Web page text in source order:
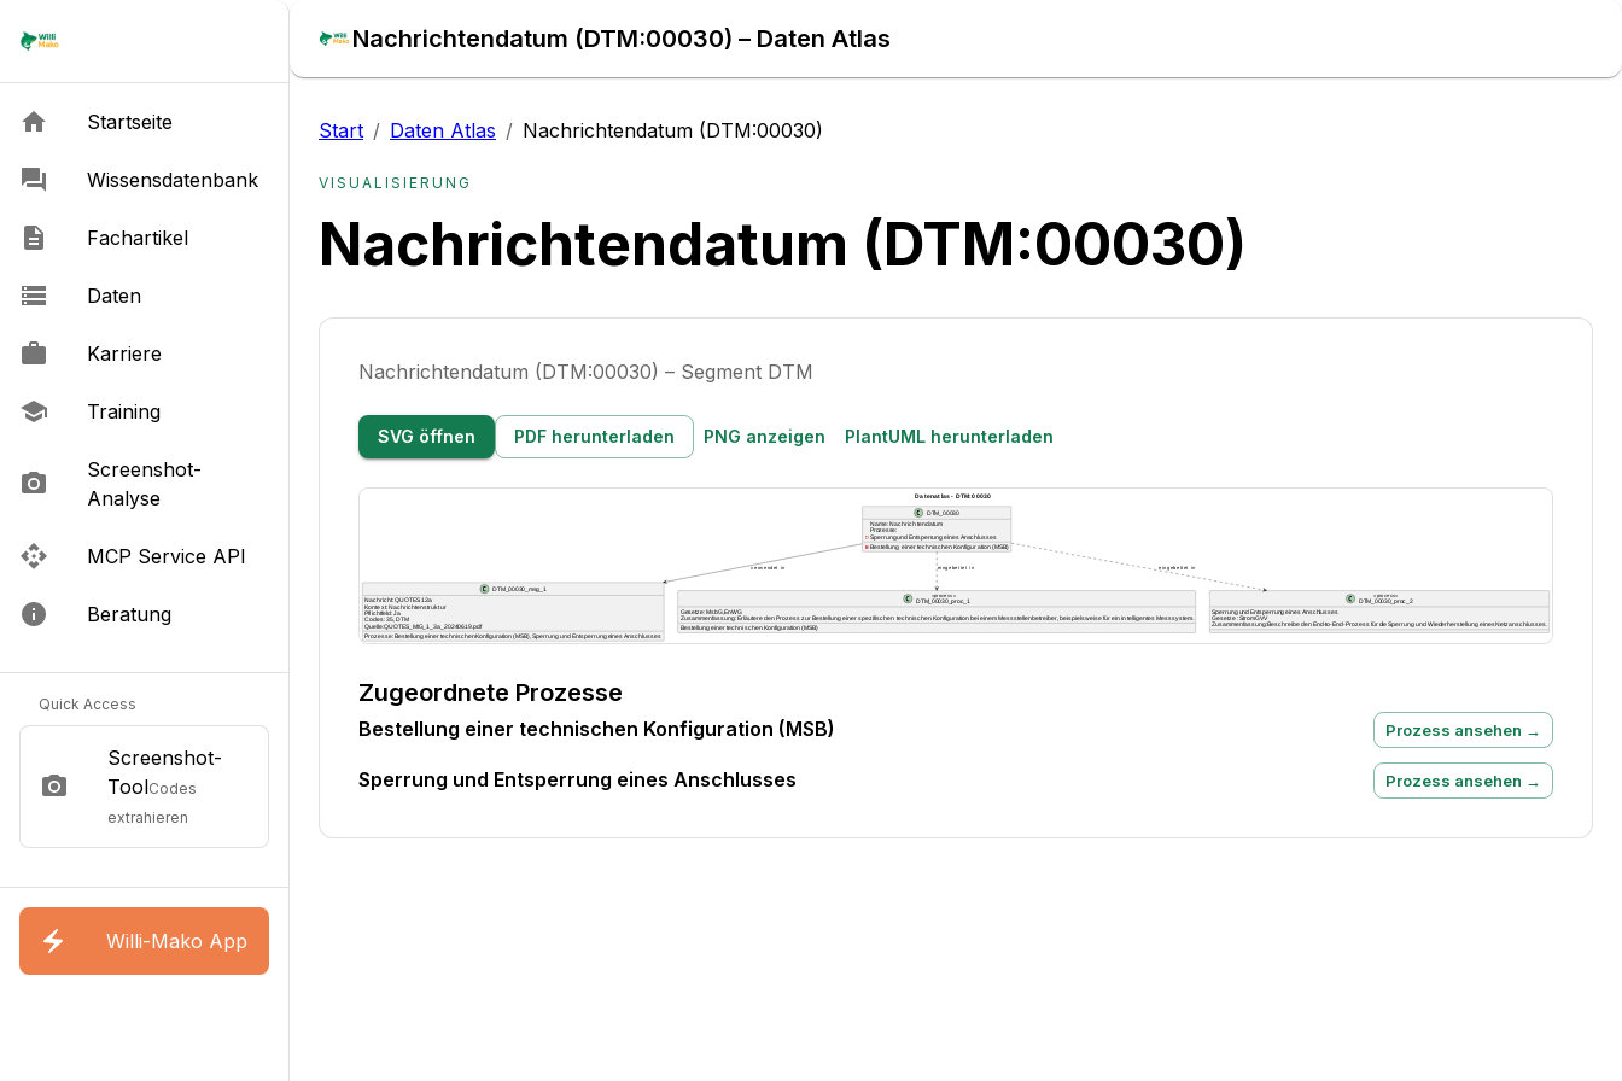
Nachrichtendatum (DTM:00030) – Daten Atlas
Startseite
Wissensdatenbank
Fachartikel
Daten
Karriere
Training
Screenshot-
Analyse
MCP Service API
Beratung
Quick Access
Screenshot-
ToolCodes
extrahieren
Willi-Mako App
Start / Daten Atlas / Nachrichtendatum (DTM:00030)
VISUALISIERUNG
Nachrichtendatum (DTM:00030)
Nachrichtendatum (DTM:00030) – Segment DTM
SVG öffnen PDF herunterladen PNG anzeigen PlantUML herunterladen
Zugeordnete Prozesse
Bestellung einer technischen Konfiguration (MSB) Prozess ansehen →
Sperrung und Entsperrung eines Anschlusses Prozess ansehen →